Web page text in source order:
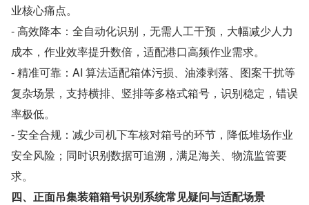
业核心痛点。
- 高效降本：全自动化识别，无需人工干预，大幅减少人力
成本，作业效率提升数倍，适配港口高频作业需求。
- 精准可靠：AI 算法适配箱体污损、油漆剥落、图案干扰等
复杂场景，支持横排、竖排等多格式箱号，识别稳定，错误
率极低。
- 安全合规：减少司机下车核对箱号的环节，降低堆场作业
安全风险；同时识别数据可追溯，满足海关、物流监管要
求。
四、正面吊集装箱箱号识别系统常见疑问与适配场景